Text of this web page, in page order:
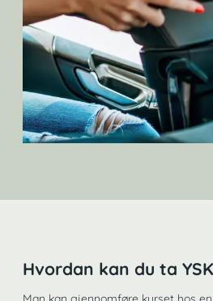
Hvordan kan du ta